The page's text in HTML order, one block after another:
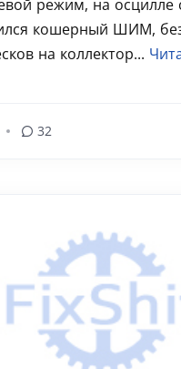
режим, на осцилле
кошерный ШИМ,
на коллектор...
32